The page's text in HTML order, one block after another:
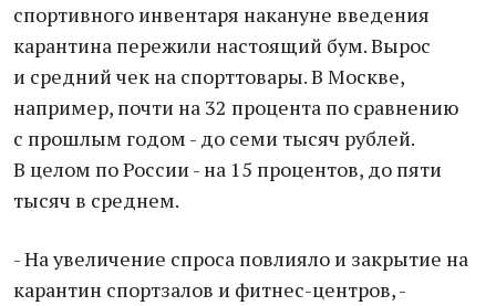
спортивного инвентаря накануне введения
карантина пережили настоящий бум. Вырос
и средний чек на спорттовары. В Москве,
например, почти на 32 процента по сравнению
с прошлым годом - до семи тысяч рублей.
В целом по России - на 15 процентов, до пяти
тысяч в среднем.
- На увеличение спроса повлияло и закрытие на
карантин спортзалов и фитнес-центров, -